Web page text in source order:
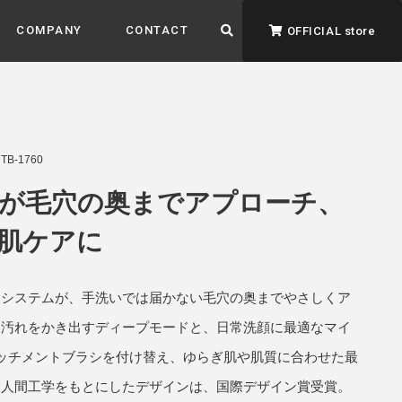
暮らし、イロドル
COMPANY CONTACT OFFICIAL store
1760
毛穴の奥までアプローチ、
ケアに
ステムが、手洗いでは届かない毛穴の奥までやさしくア
れをかき出すディープモードと、日常洗顔に最適なマイ
チメントブラシを付け替え、ゆらぎ肌や肌質に合わせた最
間工学をもとにしたデザインは、国際デザイン賞受賞。